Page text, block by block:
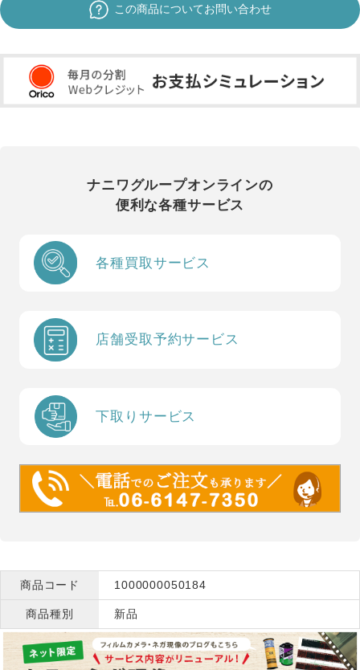
この商品についてお問い合わせ
ナニワグループオンラインの
便利な各種サービス
各種買取サービス
店舗受取予約サービス
下取りサービス
商品コード 1000000050184
商品種別 新品